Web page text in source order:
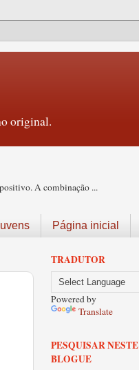
original.
A combinação ...
Página inicial
TRADUTOR
Powered by
Translate
PESQUISAR NESTE
BLOGUE